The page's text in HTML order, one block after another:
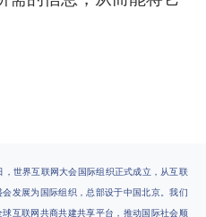
世界互联网大会国际组织正式成立，从互联
会发展为国际组织，总部设于中国北京。我们
球互联网共商共建共享平台，推动国际社会顺